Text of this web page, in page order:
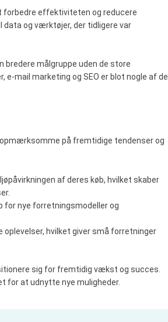
effektiviteten og reducere
data og værktøjer, der tidligere var
bredere målgruppe uden de store
mail marketing og SEO er blot nogle af de
på fremtidige tendenser og
af deres køb, hvilket skaber
for nye forretningsmodeller og
hvilket giver små forretninger
sig for fremtidig vækst og succes.
for at udnytte nye muligheder.